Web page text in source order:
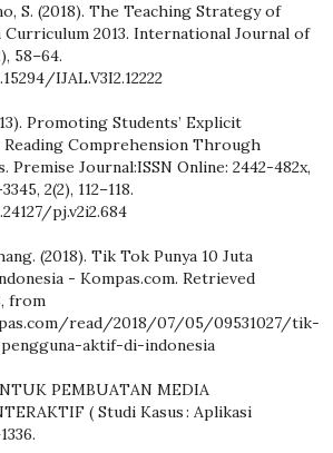
S. (2018). The Teaching Strategy of
Curriculum 2013. International Journal of
58–64.
IJAL.V3I2.12222
Promoting Students’ Explicit
Comprehension Through
Premise Journal:ISSN Online: 2442-482x,
2(2), 112–118.
pj.v2i2.684
(2018). Tik Tok Punya 10 Juta
- Kompas.com. Retrieved
from
read/2018/07/05/09531027/tik-
aktif-di-indonesia
PEMBUATAN MEDIA
( Studi Kasus : Aplikasi